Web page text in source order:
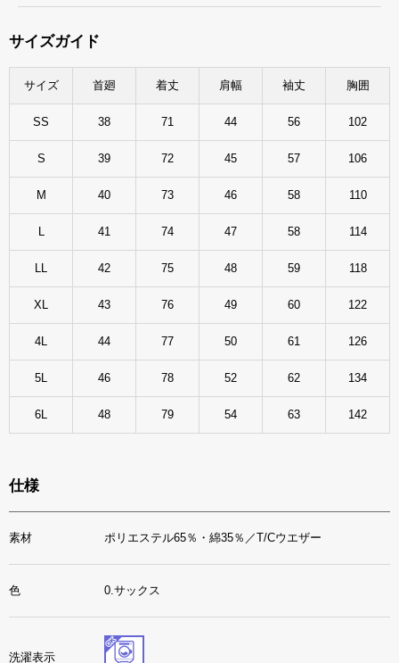
サイズガイド
サイズ 首廻 着丈 肩幅 袖丈 胸囲
SS 38 71 44 56 102
S 39 72 45 57 106
M 40 73 46 58 110
41 74 47 58 114
42 75 48 59 118
XL 43 76 49 60 122
4L 44 77 50 61 126
5L 46 78 52 62 134
6L 48 79 54 63 142
仕様
素材 ポリエステル65％・綿35％／T/Cウエザー
色 0.サックス
洗濯表示